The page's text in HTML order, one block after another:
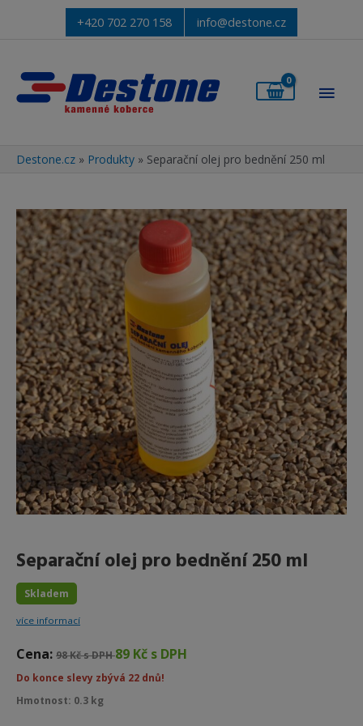
+420 702 270 158 info@destone.cz
Destone.cz » Produkty » Separační olej pro bednění 250 ml
Separační olej pro bednění 250 ml
Skladem
více informací
Cena: 98 Kč s DPH89 Kč s DPH
Do konce slevy zbývá 22 dnů!
Hmotnost: 0.3 kg